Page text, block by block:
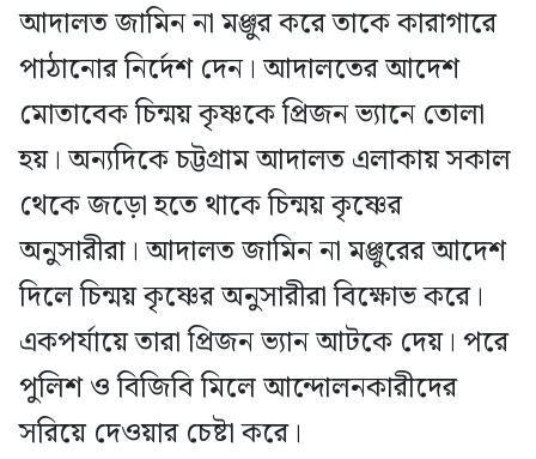
আদালত জামিন না মঞ্জুর করে তাকে কারাগারে
পাঠানোর নির্দেশ দেন। আদালতের আদেশ
মোতাবেক চিন্ময় কৃষ্ণকে প্রিজন ভ্যানে তোলা
হয়। অন্যদিকে চট্টগ্রাম আদালত এলাকায় সকাল
থেকে জড়ো হতে থাকে চিন্ময় কৃষ্ণের
অনুসারীরা। আদালত জামিন না মঞ্জুরের আদেশ
দিলে চিন্ময় কৃষ্ণের অনুসারীরা বিক্ষোভ করে।
একপর্যায়ে তারা প্রিজন ভ্যান আটকে দেয়। পরে
পুলিশ ও বিজিবি মিলে আন্দোলনকারীদের
সরিয়ে দেওয়ার চেষ্টা করে।